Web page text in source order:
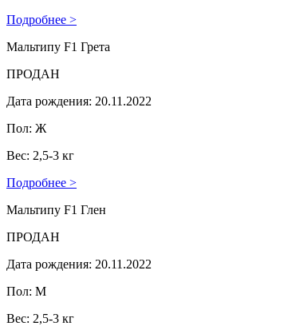
Подробнее >
Мальтипу F1 Грета
ПРОДАН
Дата рождения: 20.11.2022
Пол: Ж
Вес: 2,5-3 кг
Подробнее >
Мальтипу F1 Глен
ПРОДАН
Дата рождения: 20.11.2022
Пол: М
Вес: 2,5-3 кг